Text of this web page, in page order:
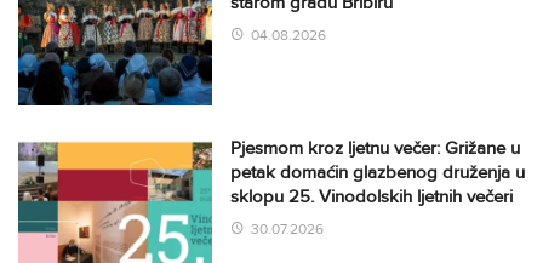
04.08.2026
Pjesmom kroz ljetnu večer: Grižane u
petak domaćin glazbenog druženja u
sklopu 25. Vinodolskih ljetnih večeri
30.07.2026